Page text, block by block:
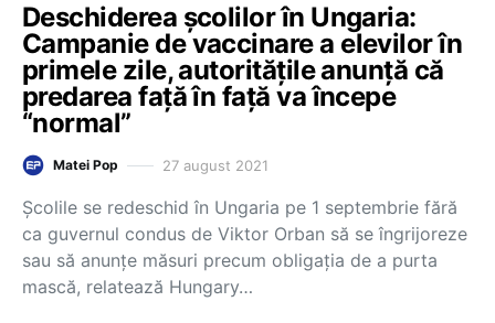
Deschiderea școlilor în Ungaria:
Campanie de vaccinare a elevilor în
primele zile, autoritățile anunță că
predarea față în față va începe
“normal”
Matei Pop 27 august 2021
Școlile se redeschid în Ungaria pe 1 septembrie fără
ca guvernul condus de Viktor Orban să se îngrijoreze
sau să anunțe măsuri precum obligația de a purta
mască, relatează Hungary…